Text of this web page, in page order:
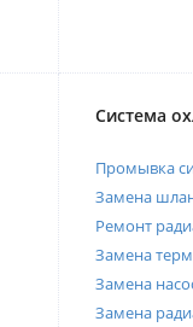
Система
Промывка
Замена
Ремонт
Замена
Замена
Замена